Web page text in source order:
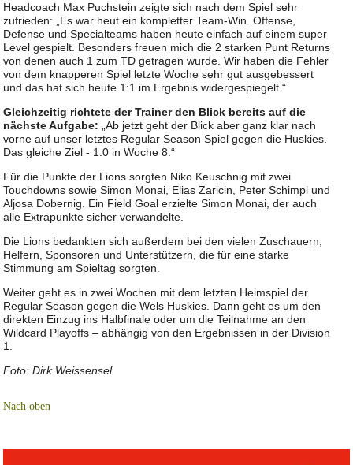
Headcoach Max Puchstein zeigte sich nach dem Spiel sehr
zufrieden: „Es war heut ein kompletter Team-Win. Offense,
Defense und Specialteams haben heute einfach auf einem super
Level gespielt. Besonders freuen mich die 2 starken Punt Returns
von denen auch 1 zum TD getragen wurde. Wir haben die Fehler
von dem knapperen Spiel letzte Woche sehr gut ausgebessert
und das hat sich heute 1:1 im Ergebnis widergespiegelt.“
Gleichzeitig richtete der Trainer den Blick bereits auf die
nächste Aufgabe:„Ab jetzt geht der Blick aber ganz klar nach
vorne auf unser letztes Regular Season Spiel gegen die Huskies.
Das gleiche Ziel - 1:0 in Woche 8.“
Für die Punkte der Lions sorgten Niko Keuschnig mit zwei
Touchdowns sowie Simon Monai, Elias Zaricin, Peter Schimpl und
Aljosa Dobernig. Ein Field Goal erzielte Simon Monai, der auch
alle Extrapunkte sicher verwandelte.
Die Lions bedankten sich außerdem bei den vielen Zuschauern,
Helfern, Sponsoren und Unterstützern, die für eine starke
Stimmung am Spieltag sorgten.
Weiter geht es in zwei Wochen mit dem letzten Heimspiel der
Regular Season gegen die Wels Huskies. Dann geht es um den
direkten Einzug ins Halbfinale oder um die Teilnahme an den
Wildcard Playoffs – abhängig von den Ergebnissen in der Division
1.
Foto: Dirk Weissensel
Nach oben